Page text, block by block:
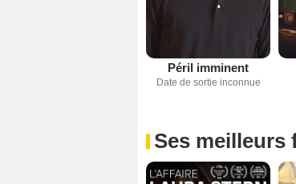
Péril imminent
Date de sortie inconnue
Ses meilleurs